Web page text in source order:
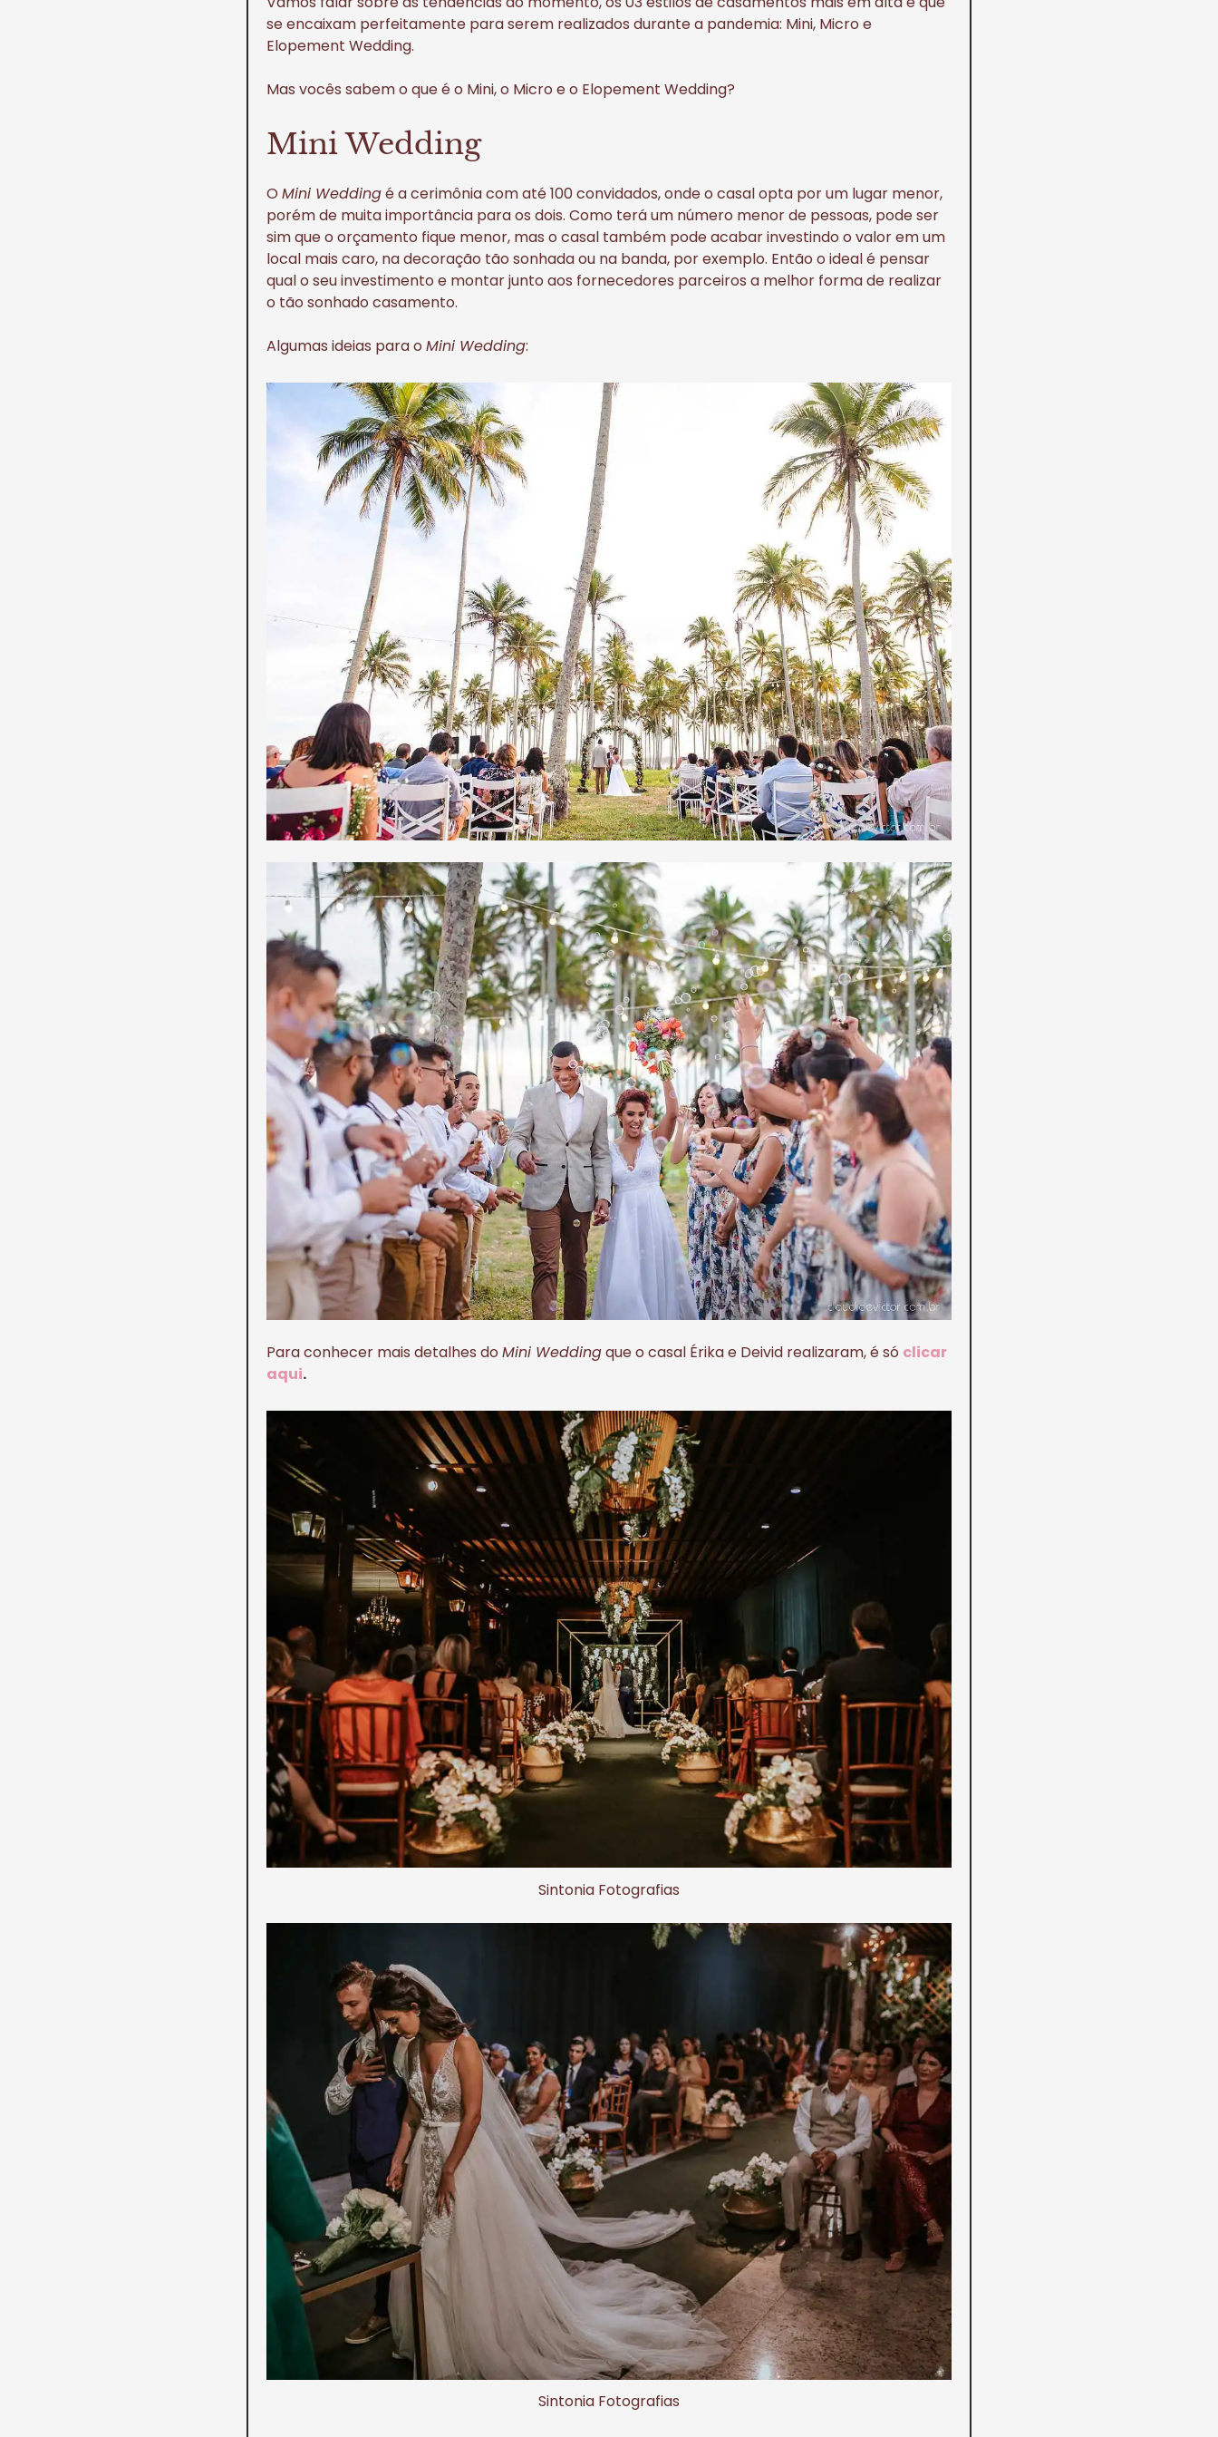
se encaixam perfeitamente para serem realizados durante a pandemia: Mini, Micro e
Elopement Wedding.
Mas vocês sabem o que é o Mini, o Micro e o Elopement Wedding?
Mini Wedding
O Mini Weddingé a cerimônia com até 100 convidados, onde o casal opta por um lugar menor,
porém de muita importância para os dois. Como terá um número menor de pessoas, pode ser
sim que o orçamento fique menor, mas o casal também pode acabar investindo o valor em um
local mais caro, na decoração tão sonhada ou na banda, por exemplo. Então o ideal é pensar
qual o seu investimento e montar junto aos fornecedores parceiros a melhor forma de realizar
o tão sonhado casamento.
Algumas ideias para o Mini Wedding:
Para conhecer mais detalhes do Mini Weddingque o casal Érika e Deivid realizaram, é só clicar
aqui.
Sintonia Fotografias
Sintonia Fotografias